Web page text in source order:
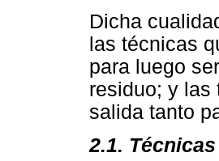
Dicha
las técnicas
para luego
residuo; y las
salida tanto
2.1.